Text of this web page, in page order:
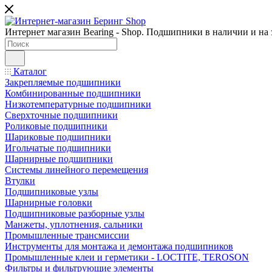
Интернет магазин Bearing - Shop. Подшипники в наличии и на
Каталог
Закрепляемые подшипники
Комбинированные подшипники
Низкотемпературные подшипники
Сверхточные подшипники
Роликовые подшипники
Шариковые подшипники
Игольчатые подшипники
Шарнирные подшипники
Системы линейного перемещения
Втулки
Подшипниковые узлы
Шарнирные головки
Подшипниковые разборные узлы
Манжеты, уплотнения, сальники
Промышленные трансмиссии
Инструменты для монтажа и демонтажа подшипников
Промышленные клеи и герметики - LOCTITE, TEROSON
Фильтры и фильтрующие элементы